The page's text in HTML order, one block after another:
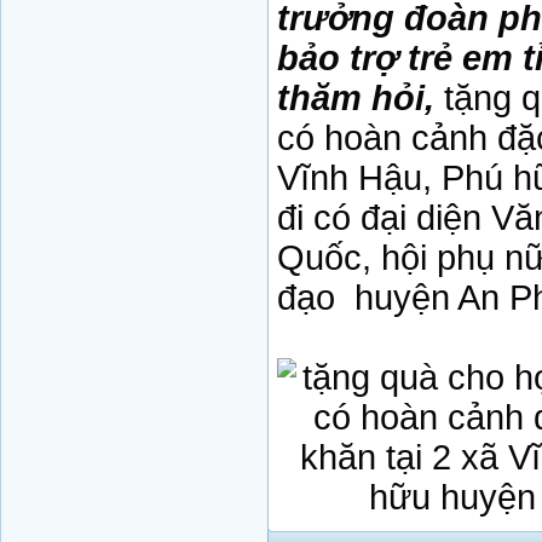
trưởng đoàn
bảo trợ trẻ em
thăm hỏi, tặng
có hoàn cảnh
Vĩnh Hậu, Phú
đi có đại diện
Quốc, hội phụ
đạo huyện An